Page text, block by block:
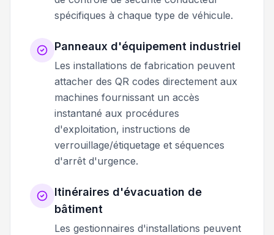
spécifiques à chaque type de véhicule.
Panneaux d'équipement industriel
Les installations de fabrication peuvent
attacher des QR codes directement aux
machines fournissant un accès
instantané aux procédures
d'exploitation, instructions de
verrouillage/étiquetage et séquences
d'arrêt d'urgence.
Itinéraires d'évacuation de
bâtiment
Les gestionnaires d'installations peuvent